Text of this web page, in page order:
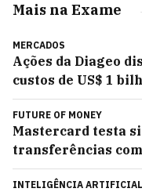
Mais na Exame
MERCADOS
Ações da Diageo
custos de US$ 1
FUTURE OF MONEY
Mastercard testa
transferências
INTELIGÊNCIA ARTIFICIAL